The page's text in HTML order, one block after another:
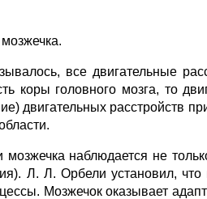
все двигательные
коры головного мозга, то
двигательных расстройств
наблюдается не
Л. Л. Орбели установил, что
Мозжечок оказывает